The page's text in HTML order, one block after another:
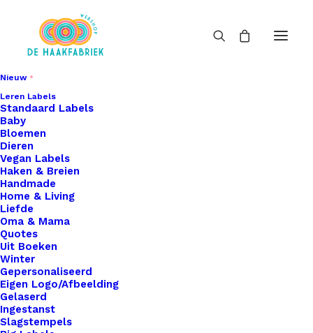
Nieuw
Leren Labels
Standaard Labels
Baby
Bloemen
Dieren
Vegan Labels
Haken & Breien
Handmade
Home & Living
Liefde
Oma & Mama
Quotes
Uit Boeken
Winter
Gepersonaliseerd
Eigen Logo/Afbeelding
Gelaserd
Ingestanst
Slagstempels